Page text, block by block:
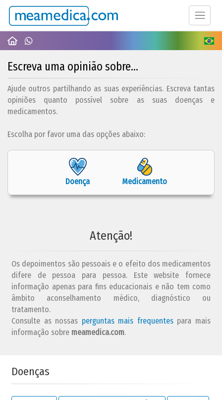
Escreva uma opinião sobre...
Ajude outros partilhando as suas experiências. Escreva tantas
opiniões quanto possível sobre as suas doenças e
medicamentos.
Escolha por favor uma das opções abaixo:
Doença Medicamento
Atenção!
Os depoimentos são pessoais e o efeito dos medicamentos
difere de pessoa para pessoa. Este website fornece
informação apenas para fins educacionais e não tem como
âmbito aconselhamento médico, diagnóstico ou
tratamento.
Consulte as nossas perguntas mais frequentespara mais
informação sobre meamedica.com.
Doenças